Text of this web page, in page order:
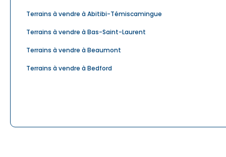
Terrains à vendre à Abitibi-Témiscamingue
Terrains à vendre à Bas-Saint-Laurent
Terrains à vendre à Beaumont
Terrains à vendre à Bedford